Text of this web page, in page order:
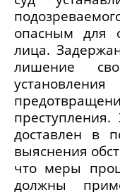
опасным для
лица.
лишение
доставлен в
выяснения
что меры
должны